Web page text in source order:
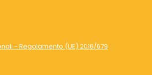
- Regolamento (UE) 2016/679